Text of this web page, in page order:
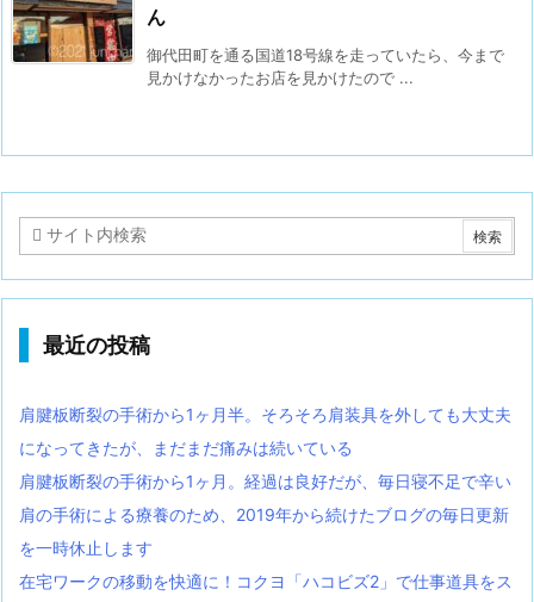
ん
御代田町を通る国道18号線を走っていたら、今まで
見かけなかったお店を見かけたので ...
最近の投稿
肩腱板断裂の手術から1ヶ月半。そろそろ肩装具を外しても大丈夫
になってきたが、まだまだ痛みは続いている
肩腱板断裂の手術から1ヶ月。経過は良好だが、毎日寝不足で辛い
肩の手術による療養のため、2019年から続けたブログの毎日更新
を一時休止します
在宅ワークの移動を快適に！コクヨ「ハコビズ2」で仕事道具をス